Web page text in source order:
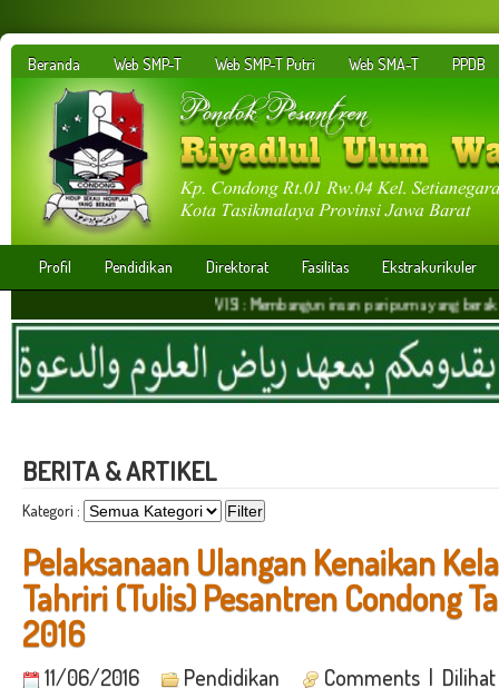
Beranda Web SMP-T Web SMP-T Putri Web SMA-T PPDB
Profil Pendidikan Direktorat Fasilitas
Ekstrakurikuler
VISI : Membangun insan paripurna yang berakhlakul
BERITA & ARTIKEL
Kategori :
Pelaksanaan Ulangan Kenaikan
Tahriri (Tulis) Pesantren Condong
2016
11/06/2016 Pendidikan Comments |